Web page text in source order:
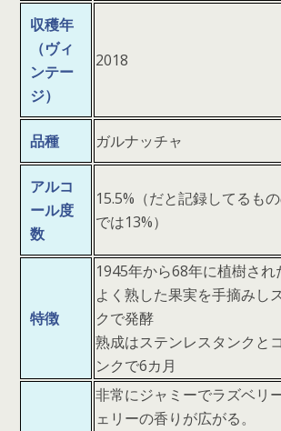
収穫年
（ヴィ
ンテー
ジ）
2018
品種 ガルナッチャ
アルコ
ール度
数
15.5%（だと記録してるも
では13%）
特徴
1945年から68年に植樹され
よく熟した果実を手摘みし
クで発酵
熟成はステンレスタンクと
ンクで6カ月
非常にジャミーでラズベリ
ェリーの香りが広がる。